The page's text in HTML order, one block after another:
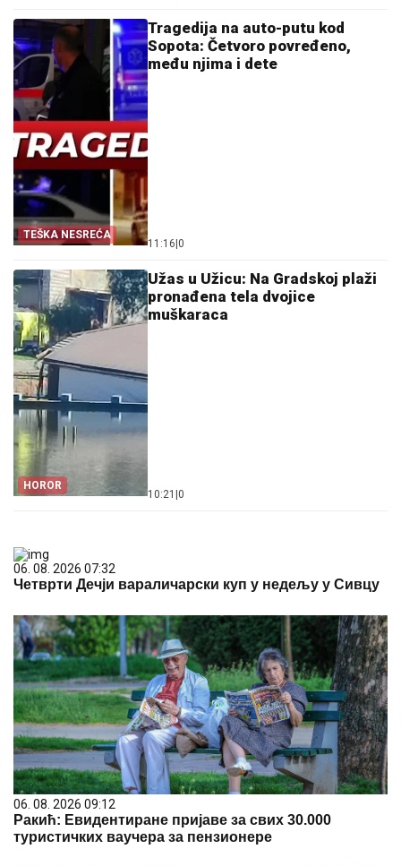
TEŠKA NESREĆA
Tragedija na auto-putu kod
Sopota: Četvoro povređeno,
među njima i dete
11:16 0
HOROR
Užas u Užicu: Na Gradskoj plaži
pronađena tela dvojice
muškaraca
10:21 0
06. 08. 2026 09:39
Marija (3) se igrala u dvorištu i samo je nestala: Posle
42 godine otac je pronašao, zanemeo je kada je saznao
gde je bila